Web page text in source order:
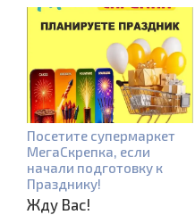
Посетите супермаркет
МегаСкрепка, если
начали подготовку к
Празднику!
Жду Вас!